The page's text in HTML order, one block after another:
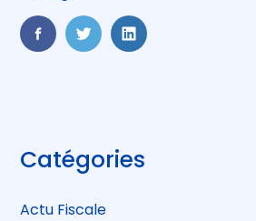
FaceBook
TwitterLinkedIn
Blog
sidebar
Catégories
Actu Fiscale